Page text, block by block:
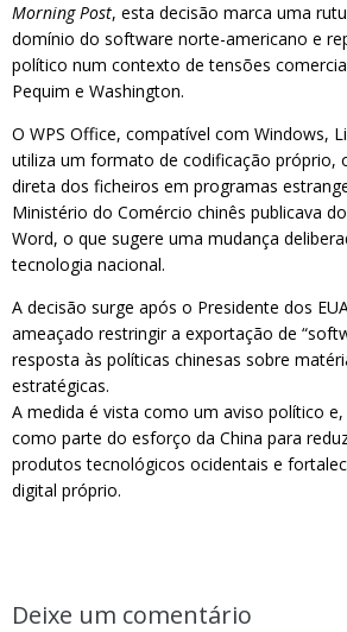
Morning Post, esta decisão marca uma
domínio do software norte-americano e
político num contexto de tensões
Pequim e Washington.
O WPS Office, compatível com Windows,
utiliza um formato de codificação próprio,
direta dos ficheiros em programas
Ministério do Comércio chinês publicava
Word, o que sugere uma mudança
tecnologia nacional.
A decisão surge após o Presidente dos
ameaçado restringir a exportação de
resposta às políticas chinesas sobre
estratégicas.
A medida é vista como um aviso político
como parte do esforço da China para
produtos tecnológicos ocidentais e
digital próprio.
Deixe um comentário